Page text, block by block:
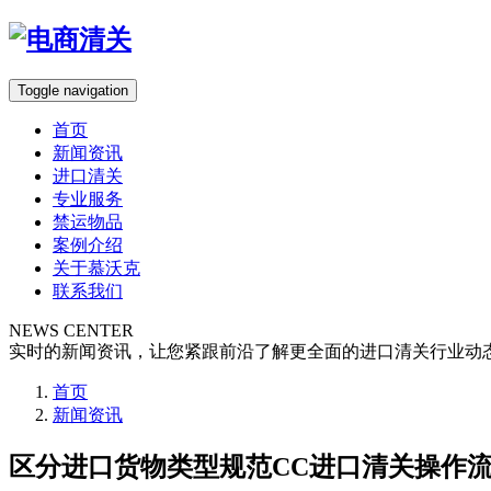
Toggle navigation
首页
新闻资讯
进口清关
专业服务
禁运物品
案例介绍
关于慕沃克
联系我们
NEWS CENTER
实时的新闻资讯，让您紧跟前沿了解更全面的进口清关行业动
首页
新闻资讯
区分进口货物类型规范CC进口清关操作